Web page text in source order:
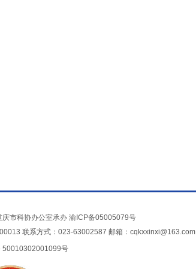
市科协办公室承办 渝ICP备05005079号
联系方式：023-63002587 邮箱：cqkxxinxi@163.com
50010302001099号